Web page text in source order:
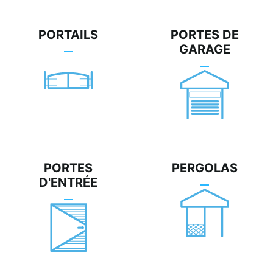
PORTAILS
PORTES DE
GARAGE
PORTES
D'ENTRÉE
PERGOLAS